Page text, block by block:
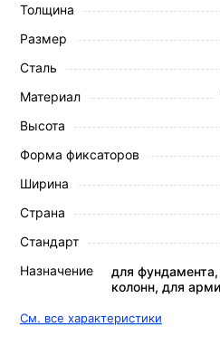
Толщина
Размер
Сталь
Материал
Высота
Форма фиксаторов
Ширина
Страна
Стандарт
Назначение
для
колонн, для
См. все характеристики